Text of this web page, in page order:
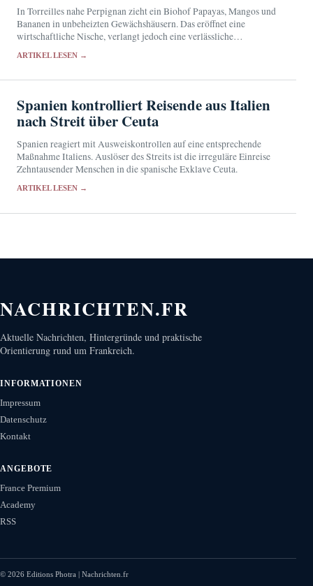
In Torreilles nahe Perpignan zieht ein Biohof Papayas, Mangos und
Bananen in unbeheizten Gewächshäusern. Das eröffnet eine
wirtschaftliche Nische, verlangt jedoch eine verlässliche
ARTIKEL LESEN →
Spanien kontrolliert Reisende aus Italien
nach Streit über Ceuta
Spanien reagiert mit Ausweiskontrollen auf eine entsprechende
Maßnahme Italiens. Auslöser des Streits ist die irreguläre Einreise
Zehntausender Menschen in die spanische Exklave Ceuta.
ARTIKEL LESEN →
NACHRICHTEN.FR
Aktuelle Nachrichten, Hintergründe und praktische
Orientierung rund um Frankreich.
INFORMATIONEN
Impressum
Datenschutz
Kontakt
ANGEBOTE
France Premium
Academy
RSS
© 2026 Editions Photra | Nachrichten.fr